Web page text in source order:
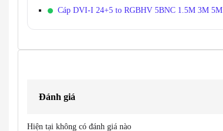
Cáp DVI-I 24+5 to RGBHV 5BNC 1.5M 3M 5M
Đánh giá
Hiện tại không có đánh giá nào